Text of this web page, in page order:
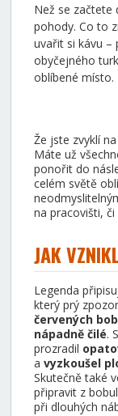
Než se začtete
pohody. Co to
uvařit si kávu –
obyčejného
oblíbené místo.
Že jste zvyklí
Máte už
ponořit do
celém světě
na pracovišti, či
JAK
Legenda
který prý
červených
nápadně čilé.
prozradil
a vyzkoušel
Skutečně také
připravit z
při dlouhých